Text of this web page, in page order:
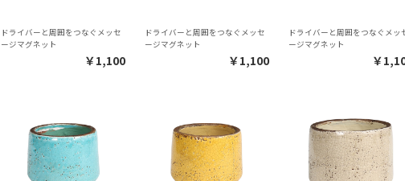
ドライバーと周囲をつなぐメッセ
ージマグネット
￥1,100
ドライバーと周囲をつなぐメッセ
ージマグネット
￥1,100
ドライバーと周囲をつなぐメッ
ージマグネット
￥